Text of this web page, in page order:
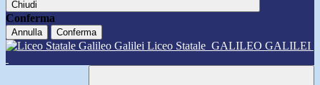
Chiudi
Conferma
Annulla Conferma
Liceo Statale GALILEO GALILEI